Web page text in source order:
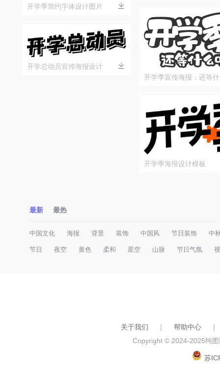
开学季简约字体设计图片
开学总动员宣传海报设计
开学季宣传海报：还等
开学季海报设计模板
最新 最热
中国文化 海报 背景 装饰 中国风 节日装饰 中
节日 夜空 黄色 柔和 星空 山脉 节日气氛
关于我们 ｜ 帮助中心
｜
Copyright © 2024-2025纯
苏